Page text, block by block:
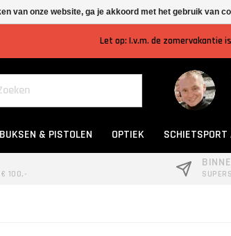
Let op: I.v.m. de zomervakantie
& PISTOLEN OPTIEK SCHIETSPORT
€ 100,-
van onze website, ga je akkoord met het gebruik van